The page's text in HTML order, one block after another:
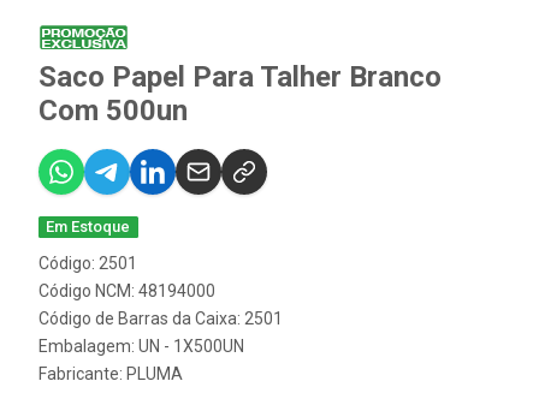
Saco Papel Para Talher Branco
Com 500un
Em Estoque
Código: 2501
Código NCM: 48194000
Código de Barras da Caixa: 2501
Embalagem: UN - 1X500UN
Fabricante: PLUMA